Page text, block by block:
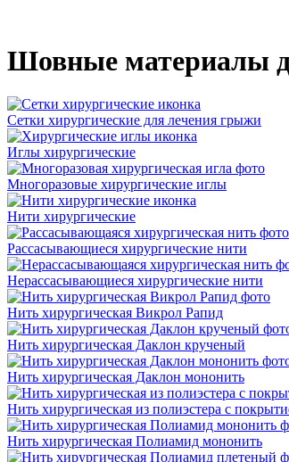
Шовные материалы
Сетки хирургические для лечения грыжи
Иглы хирургические
Многоразовые хирургические иглы
Нити хирургические
Рассасывающиеся хирургические нити
Нерассасывающиеся хирургические нити
Нить хирургическая Викрол Рапид
Нить хирургическая Даклон крученый
Нить хирургическая Даклон мононить
Нить хирургическая из полиэстера с
Нить хирургическая Полиамид мононить